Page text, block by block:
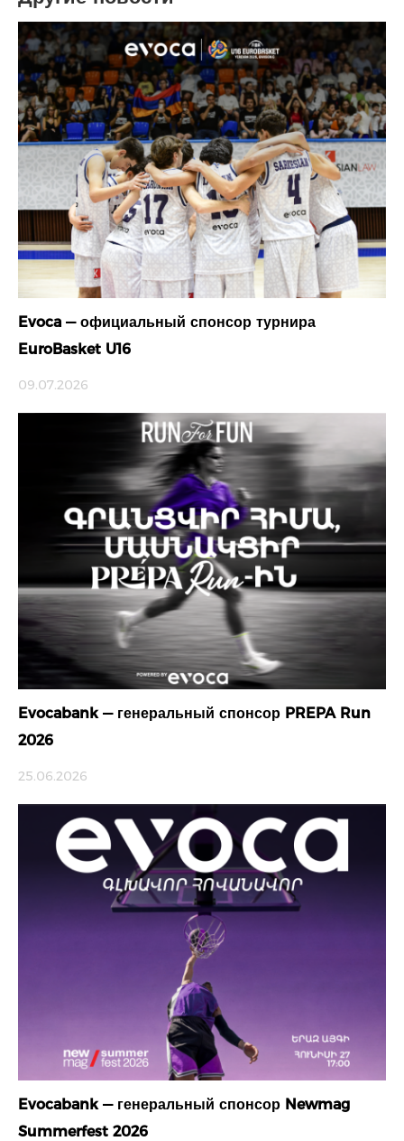
Evoca — официальный спонсор турнира
EuroBasket U16
09.07.2026
Evocabank — генеральный спонсор PREPA Run
2026
25.06.2026
Evocabank — генеральный спонсор Newmag
Summerfest 2026